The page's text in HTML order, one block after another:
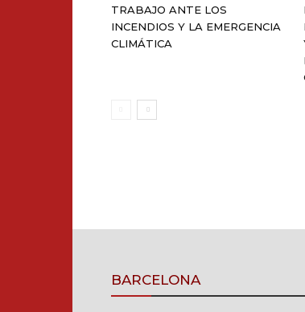
TRABAJO ANTE LOS
INCENDIOS Y LA EMERGENCIA
CLIMÁTICA
BARCELONA